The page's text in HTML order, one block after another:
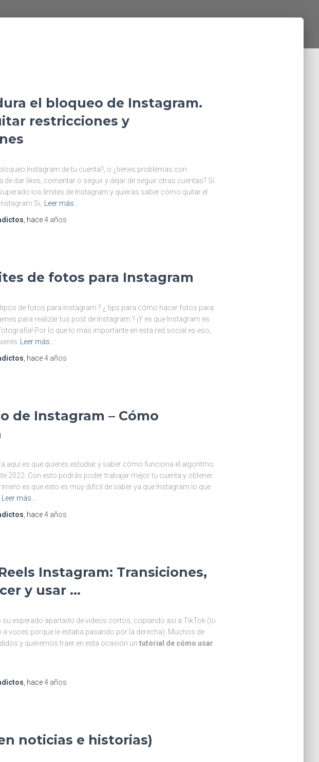
el bloqueo de Instagram.
restricciones y
Instagram de tu cuenta?, o ¿tienes problemas con
de dar likes, comentar o seguir y dejar de seguir otras cuentas? Sí
los límites de Instagram y quieras saber cómo quitar el
Si,
Leer más…
, hace4 años
de fotos para Instagram
de fotos para Instagram ? ¿ tips para cómo hacer fotos para
para realizar tus post de Instagram ? ¡Y es que Instagram es
Por lo que lo más importante en esta red social es eso,
Leer más…
, hace4 años
de Instagram – Cómo
aquí es que quieres estudiar y saber cómo funciona el algoritmo
2022. Con esto podrás poder trabajar mejor tu cuenta y obtener
es que esto es muy difícil de saber ya que Instagram lo que
Leer más…
, hace4 años
Instagram: Transiciones,
y usar …
su esperado apartado de videos cortos, copiando así a TikTok (lo
a voces porque le estaba pasando por la derecha). Muchos de
y queremos traer en esta ocasión un tutorial de cómo usar
, hace4 años
noticias e historias)